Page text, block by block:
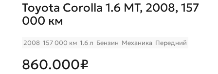
Toyota Corolla 1.6 MT, 2008, 157
000 км
2008 157 000 км 1.6 л Бензин Механика Передний
860.000₽